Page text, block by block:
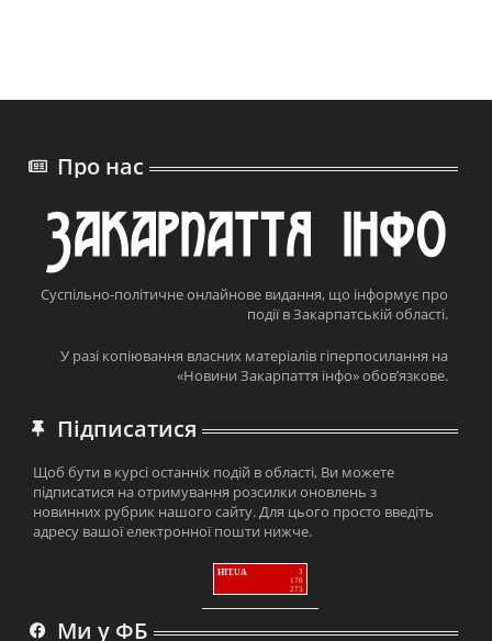
Про нас
Суспільно-політичне онлайнове видання, що інформує про
події в Закарпатській області.
У разі копіювання власних матеріалів гіперпосилання на
«Новини Закарпаття інфо» обов’язкове.
Підписатися
Щоб бути в курсі останніх подій в області, Ви можете
підписатися на отримування розсилки оновлень з
новинних рубрик нашого сайту. Для цього просто введіть
адресу вашої електронної пошти нижче.
HIT.UA
3
170
273
Ми у ФБ